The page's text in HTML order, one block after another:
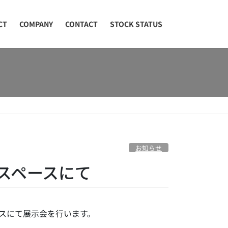
COMPANY CONTACT STOCK STATUS
お知らせ
ペースにて
て展示会を行います。